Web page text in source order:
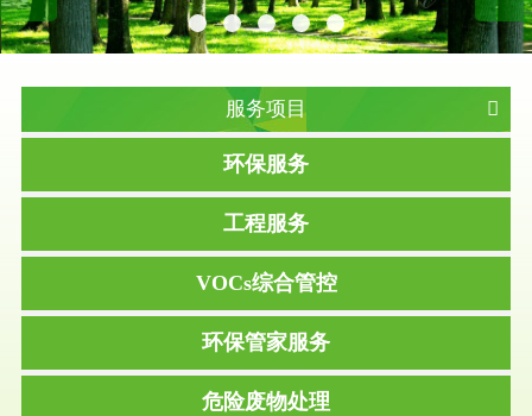
服务项目
环保服务
工程服务
VOCs综合管控
环保管家服务
危险废物处理